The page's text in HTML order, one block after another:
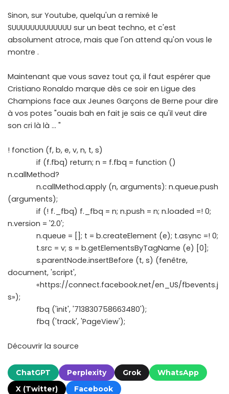
Sinon, sur Youtube, quelqu'un a remixé le
SUUUUUUUUUUUUU sur un beat techno, et c'est
absolument atroce, mais que l'on attend qu'on vous le
montre .
Maintenant que vous savez tout ça, il faut espérer que
Cristiano Ronaldo marque dès ce soir en Ligue des
Champions face aux Jeunes Garçons de Berne pour dire
à vos potes "ouais bah en fait je sais ce qu'il veut dire
son cri là là … "
! fonction (f, b, e, v, n, t, s)
if (f.fbq) return; n = f.fbq = function ()
n.callMethod?
n.callMethod.apply (n, arguments): n.queue.push
(arguments);
if (! f._fbq) f._fbq = n; n.push = n; n.loaded =! 0;
n.version = '2.0';
n.queue = []; t = b.createElement (e); t.async =! 0;
t.src = v; s = b.getElementsByTagName (e) [0];
s.parentNode.insertBefore (t, s) (fenêtre,
document, 'script',
«https://connect.facebook.net/en_US/fbevents.j
s»);
fbq ('init', '713830758663480');
fbq ('track', 'PageView');
Découvrir la source
ChatGPT Perplexity Grok
WhatsApp
X (Twitter)
Facebook